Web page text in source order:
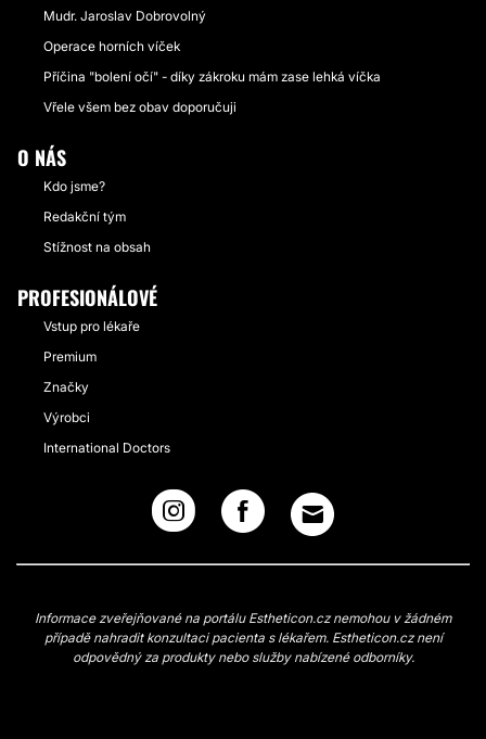
Mudr. Jaroslav Dobrovolný
Operace horních víček
Příčina "bolení očí" - díky zákroku mám zase lehká víčka
Vřele všem bez obav doporučuji
O NÁS
Kdo jsme?
Redakční tým
Stížnost na obsah
PROFESIONÁLOVÉ
Vstup pro lékaře
Premium
Značky
Výrobci
International Doctors
Informace zveřejňované na portálu Estheticon.cz nemohou v žádném
případě nahradit konzultaci pacienta s lékařem. Estheticon.cz není
odpovědný za produkty nebo služby nabízené odborníky.